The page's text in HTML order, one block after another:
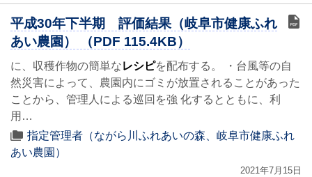
平成30年下半期 評価結果（岐阜市健康ふれ
あい農園） （PDF 115.4KB）
に、収穫作物の簡単なレシピを配布する。 ・台風等の自
然災害によって、農園内にゴミが放置されることがあった
ことから、管理人による巡回を強 化するとともに、利
用…
指定管理者（ながら川ふれあいの森、岐阜市健康ふれ
あい農園）
2021年7月15日